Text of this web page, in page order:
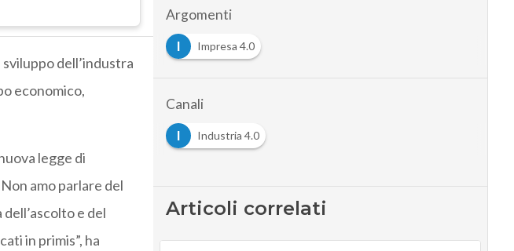
dell’industra
economico,
legge di
amo parlare del
e del
in primis”, ha
Argomenti
I
Impresa 4.0
Canali
I
Industria 4.0
Articoli correlati